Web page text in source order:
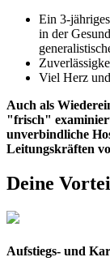
Ein 3-
in der
Viel Herz
Auch als
"frisch"
unverbindliche
Leitungskräften
Deine
Aufstiegs- und